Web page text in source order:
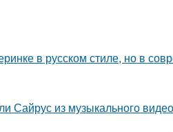
в русском стиле, но в
Сайрус из музыкального